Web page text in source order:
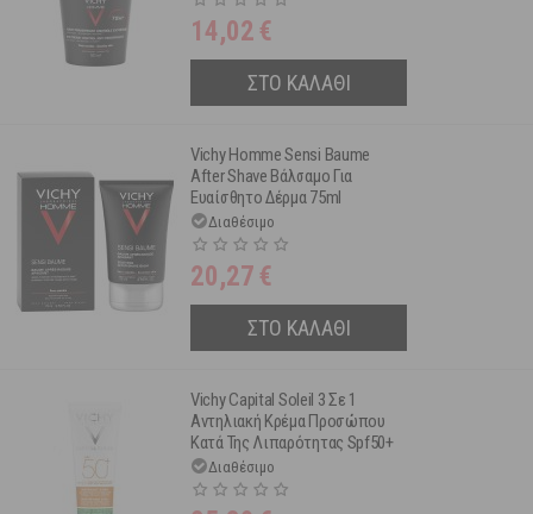
14,02 €
ΣΤΟ ΚΑΛΑΘΙ
Vichy Homme Sensi Baume
After Shave Βάλσαμο Για
Ευαίσθητο Δέρμα 75ml
Διαθέσιμο
20,27 €
ΣΤΟ ΚΑΛΑΘΙ
Vichy Capital Soleil 3 Σε 1
Αντηλιακή Κρέμα Προσώπου
Κατά Της Λιπαρότητας Spf50+
50mlΔιαθέσιμο